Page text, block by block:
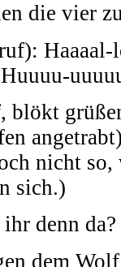
die vier
nicht
sich.)
denn
dem